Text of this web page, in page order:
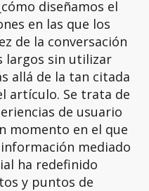
diseñamos el
en las que los
de la conversación
largos sin utilizar
allá de la tan citada
artículo. Se trata de
de usuario
momento en el que
mediado
ha redefinido
y puntos de